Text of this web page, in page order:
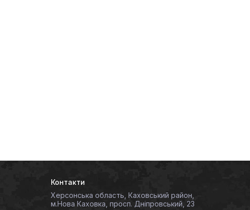
Контакти
Херсонська область, Каховський район,
м.Нова Каховка, просп. Дніпровський, 23